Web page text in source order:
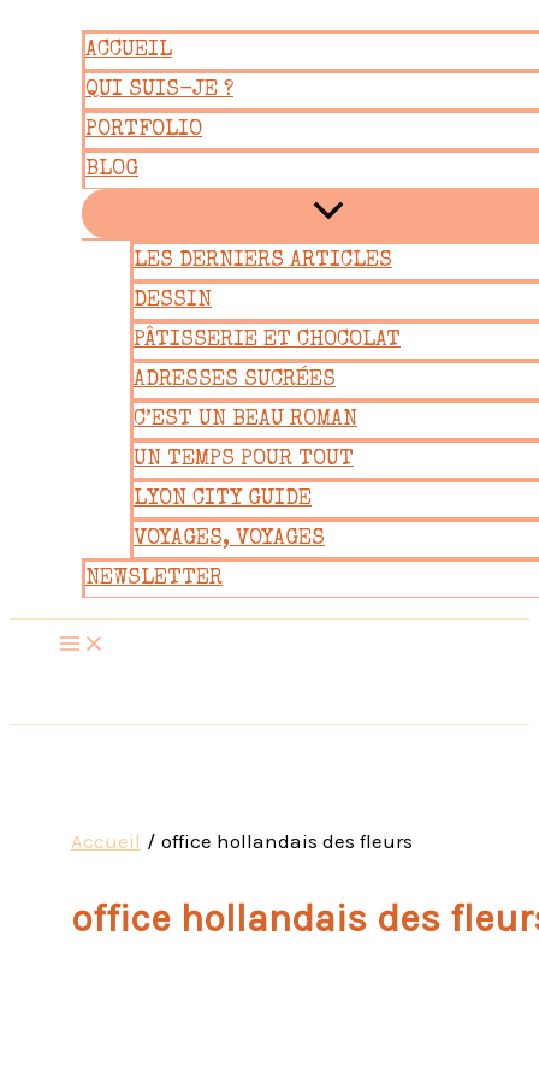
contenu
ACCUEIL
QUI SUIS-JE ?
PORTFOLIO
BLOG
LES DERNIERS ARTICLES
DESSIN
PÂTISSERIE ET CHOCOLAT
ADRESSES SUCRÉES
C’EST UN BEAU ROMAN
UN TEMPS POUR TOUT
LYON CITY GUIDE
VOYAGES, VOYAGES
NEWSLETTER
Accueil office hollandais des fleurs
office hollandais des